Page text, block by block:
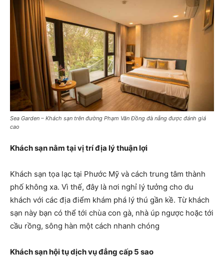
Sea Garden – Khách sạn trên đường Phạm Văn Đồng đà nẵng được đánh giá
cao
Khách sạn nằm tại vị trí địa lý thuận lợi
Khách sạn tọa lạc tại Phước Mỹ và cách trung tâm thành
phố không xa. Vì thế, đây là nơi nghỉ lý tưởng cho du
khách với các địa điểm khám phá lý thú gần kề. Từ khách
sạn này bạn có thể tới chùa con gà, nhà úp ngược hoặc tới
cầu rồng, sông hàn một cách nhanh chóng
Khách sạn hội tụ dịch vụ đẳng cấp 5 sao